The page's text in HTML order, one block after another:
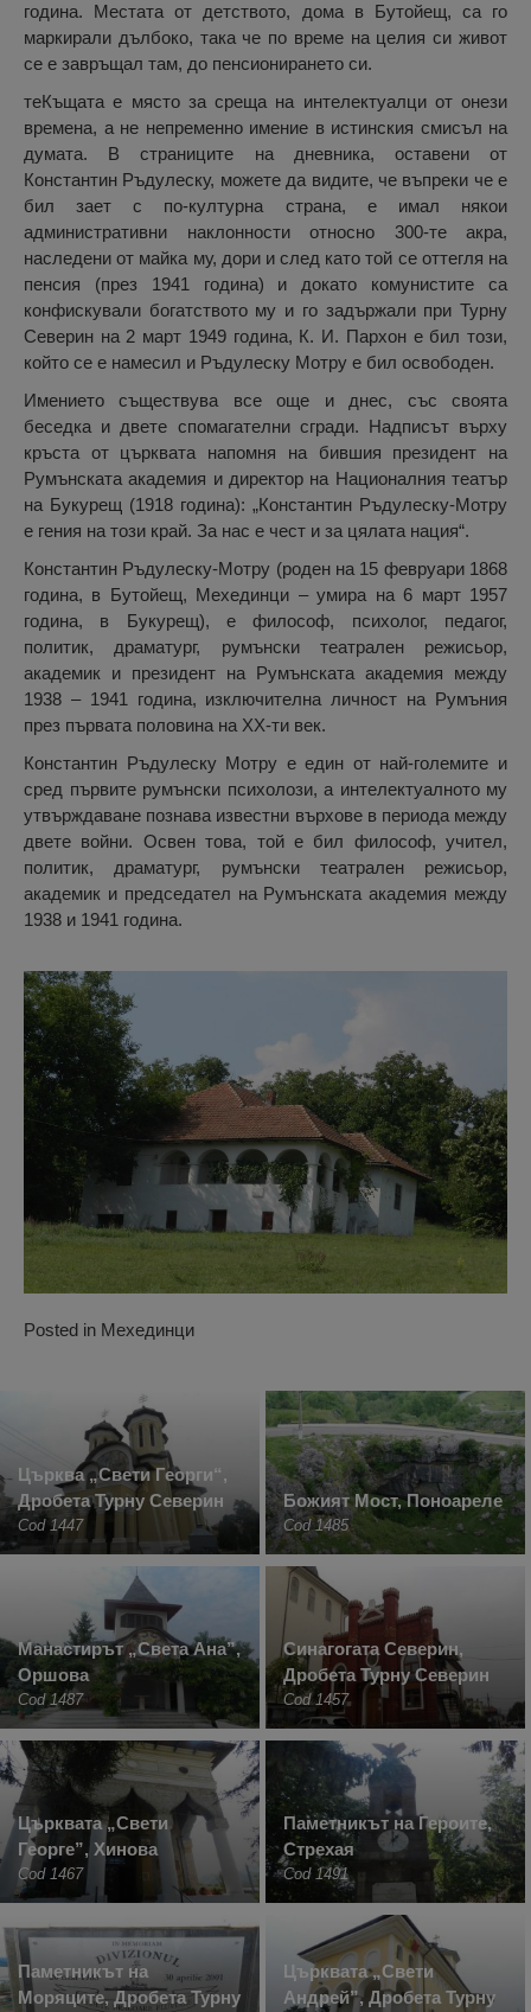
година. Местата от детството, дома в Бутойещ, са го
маркирали дълбоко, така че по време на целия си живот
се е завръщал там, до пенсионирането си.
теКъщата е място за среща на интелектуалци от онези
времена, а не непременно имение в истинския смисъл на
думата. В страниците на дневника, оставени от
Константин Ръдулеску, можете да видите, че въпреки че е
бил зает с по-културна страна, е имал някои
административни наклонности относно 300-те акра,
наследени от майка му, дори и след като той се оттегля на
пенсия (през 1941 година) и докато комунистите са
конфискували богатството му и го задържали при Турну
Северин на 2 март 1949 година, К. И. Пархон е бил този,
който се е намесил и Ръдулеску Мотру е бил освободен.
Имението съществува все още и днес, със своята
беседка и двете спомагателни сгради. Надписът върху
кръста от църквата напомня на бившия президент на
Румънската академия и директор на Националния театър
на Букурещ (1918 година): „Константин Ръдулеску-Мотру
е гения на този край. За нас е чест и за цялата нация“.
Константин Ръдулеску-Мотру (роден на 15 февруари 1868
година, в Бутойещ, Мехединци – умира на 6 март 1957
година, в Букурещ), е философ, психолог, педагог,
политик, драматург, румънски театрален режисьор,
академик и президент на Румънската академия между
1938 – 1941 година, изключителна личност на Румъния
през първата половина на ХХ-ти век.
Константин Ръдулеску Мотру е един от най-големите и
сред първите румънски психолози, а интелектуалното му
утвърждаване познава известни върхове в периода между
двете войни. Освен това, той е бил философ, учител,
политик, драматург, румънски театрален режисьор,
академик и председател на Румънската академия между
1938 и 1941 година.
Posted in Мехединци
Църква „Свети Георги“,
Дробета Турну Северин
Cod 1447
Божият Мост, Поноареле
Cod 1485
Манастирът „Света Ана”,
Оршова
Cod 1487
Синагогата Северин,
Дробета Турну Северин
Cod 1457
Църквата „Свети
Георге”, Хинова
Cod 1467
Паметникът на Героите,
Стрехая
Cod 1491
Паметникът на
Моряците, Дробета Турну
Църквата „Свети
Андрей”, Дробета Турну